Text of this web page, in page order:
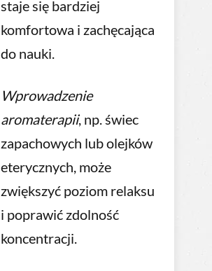
staje się bardziej
komfortowa i zachęcająca
do nauki.
Wprowadzenie
aromaterapii, np. świec
zapachowych lub olejków
eterycznych, może
zwiększyć poziom relaksu
i poprawić zdolność
koncentracji.